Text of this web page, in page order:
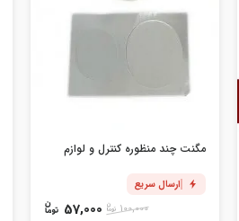
مگنت چند منظوره کنترل و لوازم
ارسال سریع
100,000
57,000